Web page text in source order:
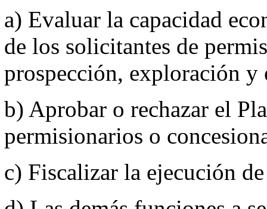
a) Evaluar la capacidad
de los solicitantes de
prospección, exploración
b) Aprobar o rechazar el
permisionarios o
c) Fiscalizar la ejecución